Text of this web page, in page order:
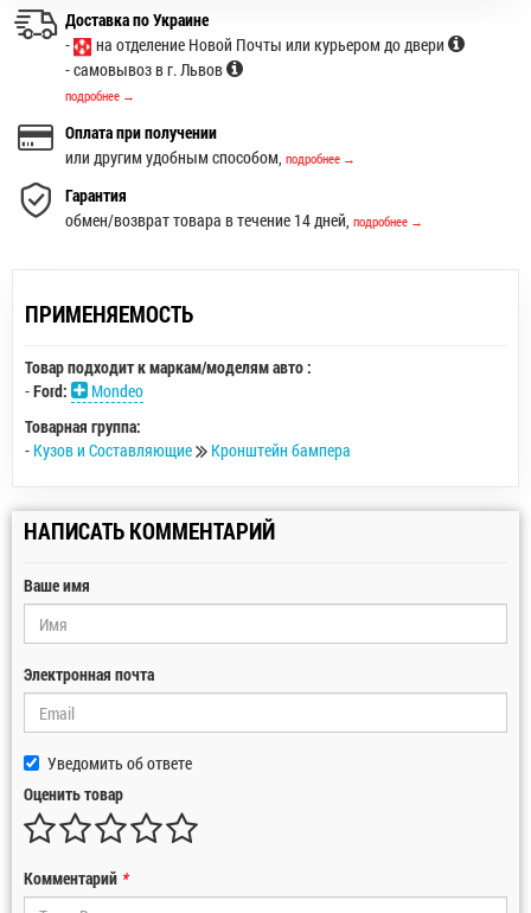
Доставка по Украине
-
на отделение Новой Почты или курьером до двери
- самовывоз в г. Львов
подробнее →
Оплата при получении
или другим удобным способом, подробнее →
Гарантия
обмен/возврат товара в течение 14 дней, подробнее →
ПРИМЕНЯЕМОСТЬ
Товар подходит к маркам/моделям авто :
-Ford:
Mondeo
Товарная группа:
- Кузов и Составляющие Кронштейн бампера
НАПИСАТЬ КОММЕНТАРИЙ
Ваше имя
Электронная почта
Уведомить об ответе
Оценить товар
Комментарий *